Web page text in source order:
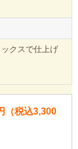
クスで仕上げ
（税込3,300